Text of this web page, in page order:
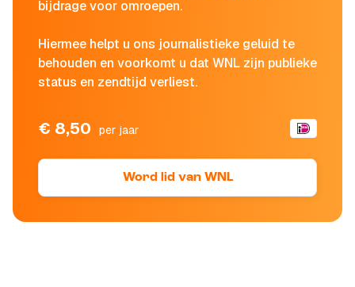
bijdrage voor omroepen.
Hiermee helpt u ons journalistieke geluid te
behouden en voorkomt u dat WNL zijn publieke
status en zendtijd verliest.
€ 8,50 per jaar
Word lid van WNL